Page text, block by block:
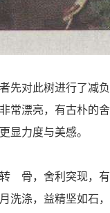
先对此树进行了减
常漂亮，有古朴的
显力度与美感。
骨，舍利突现，
洗涤，益精坚如石